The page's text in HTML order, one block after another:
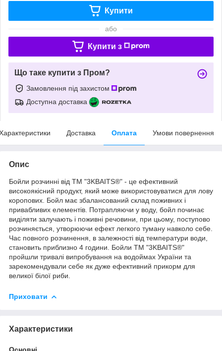
Купити
або
Купити з
Що таке купити з Пром?
Замовлення під захистом
Доступна доставка
Доставка Оплата Умови повернення
Опис
Бойли розчинні від ТМ "3KBAITS®" - це ефективний
високоякісний продукт, який може використовуватися для лову
коропових. Бойл має збалансований склад поживних і
привабливих елементів. Потрапляючи у воду, бойл починає
виділяти залучають і поживні речовини, при цьому, поступово
розчиняється, утворюючи ефект легкого туману навколо себе.
Час повного розчинення, в залежності від температури води,
становить приблизно 4 години. Бойли ТМ "3KBAITS®"
пройшли тривалі випробування на водоймах України та
зарекомендували себе як дуже ефективний прикорм для
великої білої риби.
Приховати
Характеристики
Основні